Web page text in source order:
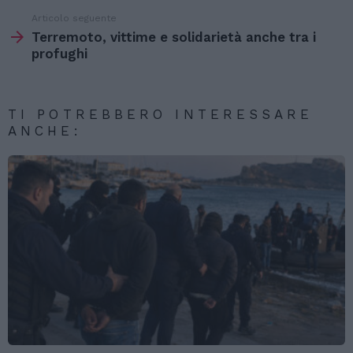
Articolo seguente
Terremoto, vittime e solidarietà anche tra i
profughi
TI POTREBBERO INTERESSARE
ANCHE: